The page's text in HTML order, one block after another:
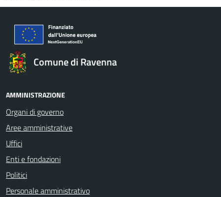
Comune di Ravenna
AMMINISTRAZIONE
Organi di governo
Aree amministrative
Uffici
Enti e fondazioni
Politici
Personale amministrativo